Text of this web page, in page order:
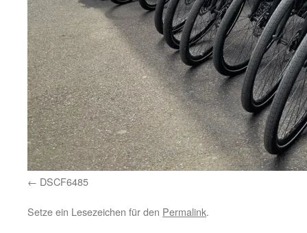
DSCF6485
Setze ein Lesezeichen für den Permalink.